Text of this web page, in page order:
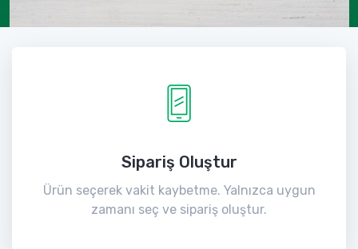
Sipariş Oluştur
Ürün seçerek vakit kaybetme. Yalnızca uygun
zamanı seç ve sipariş oluştur.